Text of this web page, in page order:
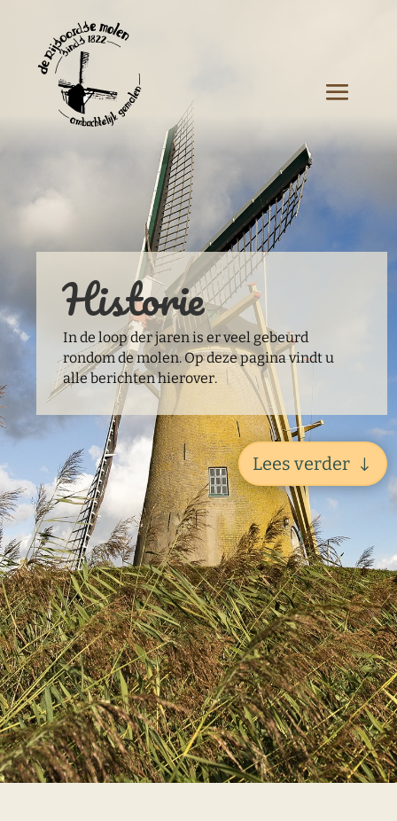
Historie
In de loop der jaren is er veel gebeurd
rondom de molen. Op deze pagina vindt u
alle berichten hierover.
Lees verder